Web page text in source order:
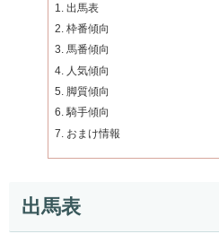
出馬表
枠番傾向
馬番傾向
人気傾向
脚質傾向
騎手傾向
おまけ情報
出馬表